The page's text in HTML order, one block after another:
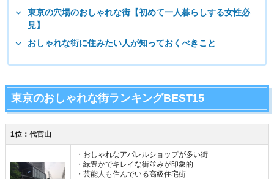
東京の穴場のおしゃれな街【初めて一人暮らしする女性必
見】
おしゃれな街に住みたい人が知っておくべきこと
東京のおしゃれな街ランキングBEST15
1位：代官山
・おしゃれなアパレルショップが多い街
・緑豊かでキレイな街並みが印象的
・芸能人も住んでいる高級住宅街